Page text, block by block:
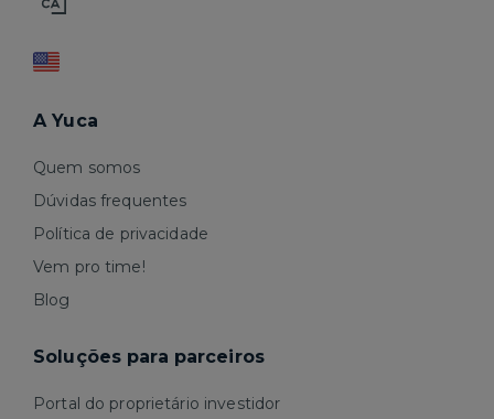
A Yuca
Quem somos
Dúvidas frequentes
Política de privacidade
Vem pro time!
Blog
Soluções para parceiros
Portal do proprietário investidor